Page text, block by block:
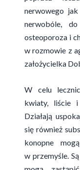
nerwowego jak
nerwobóle,
osteoporoza i
w rozmowie z
założycielka
W celu
kwiaty, liście i
Działają
się również
konopne
w przemyśle.